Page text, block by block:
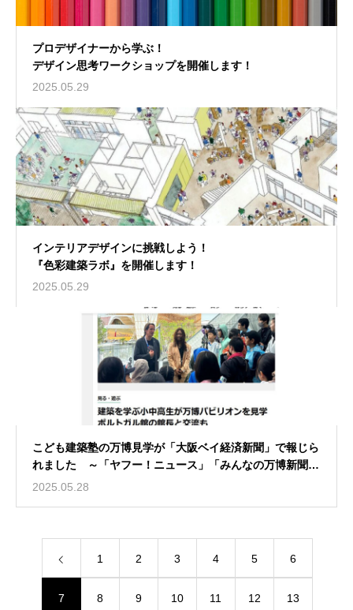
プロデザイナーから学ぶ！
デザイン思考ワークショップを開催します！
2025.05.29
インテリアデザインに挑戦しよう！
『色彩建築ラボ』を開催します！
2025.05.29
こども建築塾の万博見学が「大阪ベイ経済新聞」で報じら
れました ～「ヤフー！ニュース」「みんなの万博新聞」
にも掲載～
2025.05.28
1 2 3 4 5 6
7 8 9 10 11 12 13